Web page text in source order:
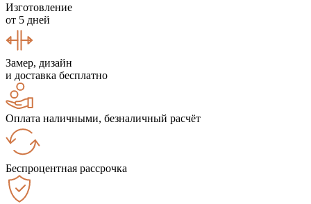
Изготовление
от 5 дней
Замер, дизайн
и доставка бесплатно
Оплата наличными, безналичный расчёт
Беспроцентная рассрочка